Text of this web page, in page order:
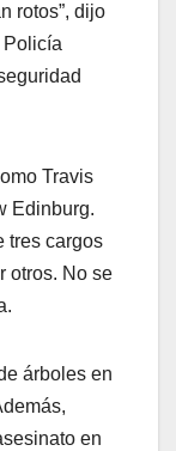
rotos”, dijo
Policía
Travis
Edinburg.
tres cargos
otros. No se
árboles en
en